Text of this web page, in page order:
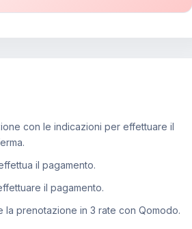
con le indicazioni per effettuare il
il pagamento.
il pagamento.
la prenotazione in 3 rate con Qomodo.